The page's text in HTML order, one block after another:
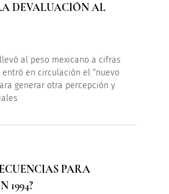
DEVALUACIÓN AL
al peso mexicano a cifras
en circulación el “nuevo
generar otra percepción y
PARA
1994?